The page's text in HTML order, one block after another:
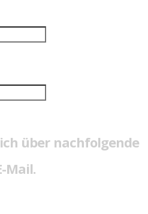
über nachfolgende
Mail.